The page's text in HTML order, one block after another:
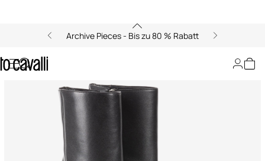
Archive Pieces - Bis zu 80 % Rabatt